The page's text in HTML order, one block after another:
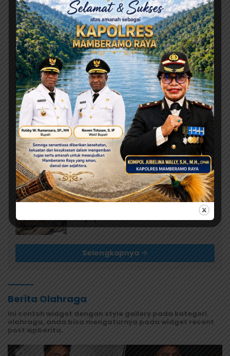
Agustus 10, 2026
Wagub Aryoko Perintahkan Optimalisasi Sumber
Pendapatan Daerah
Agustus 10, 2026
Akses Jalan Ravenirara Mulai
Dibuka, Pemuda Siap Kawal
Program Pemkab Jayapura
Agustus 10, 2026
Kenalkan OSS Sejak Dini, DPM-PTSP
Jayapura Gelar Lomba Mewarnai
untuk 200 Anak
Selengkapnya
Berita Olahraga
Ini contoh widget dengan style gallery pada kategori
olahraga, anda bisa mengaturnya pada widget recent
post wpberita.